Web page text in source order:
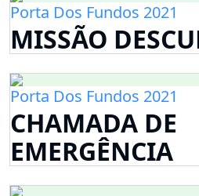
Porta Dos Fundos 2021
MISSÃO
Porta Dos Fundos 2021
CHAMADA DE
EMERGÊNCIA